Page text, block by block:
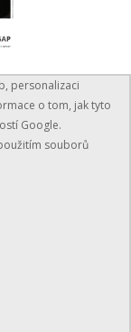
personalizaci
o tom, jak tyto
Google.
souborů